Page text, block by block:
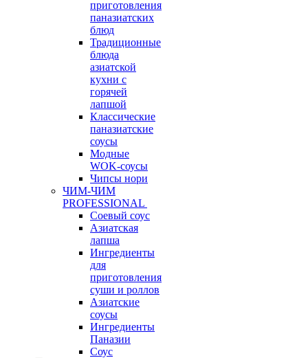
приготовления
паназиатских
блюд
Традиционные
блюда
азиатской
кухни с
горячей
лапшой
Классические
паназиатские
соусы
Модные
WOK-соусы
Чипсы нори
ЧИМ-ЧИМ
PROFESSIONAL
Соевый соус
Азиатская
лапша
Ингредиенты
для
приготовления
суши и роллов
Азиатские
соусы
Ингредиенты
Паназии
Соус